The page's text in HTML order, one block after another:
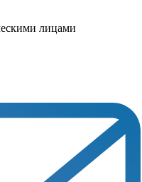
лицами